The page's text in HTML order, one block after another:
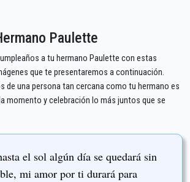
Paulette
a tu hermano Paulette con estas
que te presentaremos a continuación.
de una persona tan cercana como tu hermano es
momento y celebración lo más juntos que se
el sol algún día se quedará sin
mi amor por ti durará para